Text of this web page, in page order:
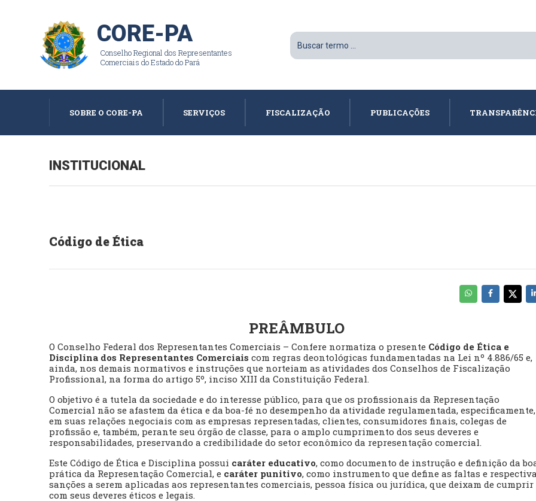
CORE-PA
Conselho Regional dos Representantes
Comerciais do Estado do Pará
SOBRE O CORE-PA SERVIÇOS FISCALIZAÇÃO PUBLICAÇÕES
INSTITUCIONAL
Código de Ética
PREÂMBULO
O Conselho Federal dos Representantes Comerciais – Confere normatiza o presente Código de Ética e
Disciplina dos Representantes Comerciais com regras deontológicas fundamentadas na Lei nº 4.886/65 e,
ainda, nos demais normativos e instruções que norteiam as atividades dos Conselhos de Fiscalização
Profissional, na forma do artigo 5º, inciso XIII da Constituição Federal.
O objetivo é a tutela da sociedade e do interesse público, para que os profissionais da Representação
Comercial não se afastem da ética e da boa-fé no desempenho da atividade regulamentada, especificamente,
em suas relações negociais com as empresas representadas, clientes, consumidores finais, colegas de
profissão e, também, perante seu órgão de classe, para o amplo cumprimento dos seus deveres e
responsabilidades, preservando a credibilidade do setor econômico da representação comercial.
Este Código de Ética e Disciplina possui caráter educativo, como documento de instrução e definição da
prática da Representação Comercial, e caráter punitivo, como instrumento que define as faltas e
sanções a serem aplicadas aos representantes comerciais, pessoa física ou jurídica, que deixam de cumprir
com seus deveres éticos e legais.